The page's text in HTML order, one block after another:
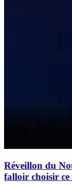
Réveillon du
falloir choisir ce